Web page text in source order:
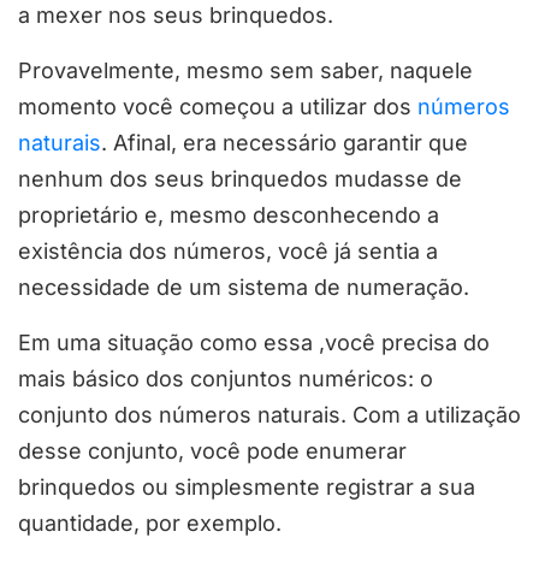
a mexer nos seus brinquedos.
Provavelmente, mesmo sem saber, naquele
momento você começou a utilizar dos números
naturais. Afinal, era necessário garantir que
nenhum dos seus brinquedos mudasse de
proprietário e, mesmo desconhecendo a
existência dos números, você já sentia a
necessidade de um sistema de numeração.
Em uma situação como essa ,você precisa do
mais básico dos conjuntos numéricos: o
conjunto dos números naturais. Com a utilização
desse conjunto, você pode enumerar
brinquedos ou simplesmente registrar a sua
quantidade, por exemplo.